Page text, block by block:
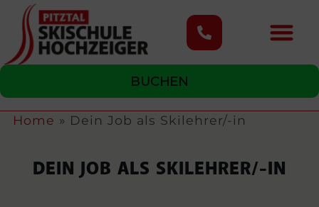
content
BUCHEN
Home » Dein Job als Skilehrer/-in
DEIN JOB ALS SKILEHRER/-IN